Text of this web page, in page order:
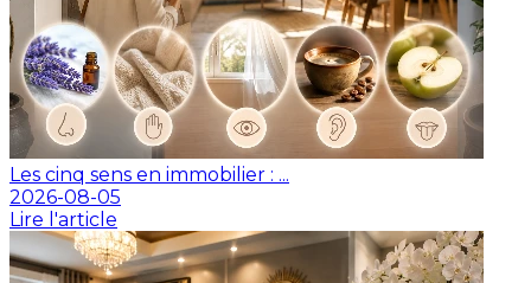
Les cinq sens en immobilier : ...
2026-08-05
Lire l'article